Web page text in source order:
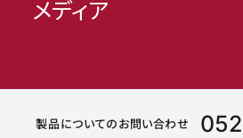
メディア
製品についてのお問い合わせ